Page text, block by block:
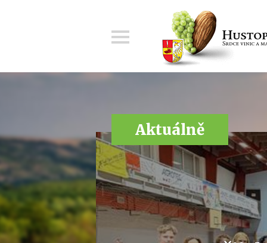
Aktuálně